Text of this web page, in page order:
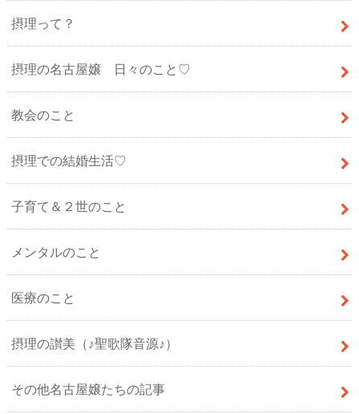
摂理って？
摂理の名古屋嬢 日々のこと♡
教会のこと
摂理での結婚生活♡
子育て＆２世のこと
メンタルのこと
医療のこと
摂理の讃美（♪聖歌隊音源♪）
その他名古屋嬢たちの記事